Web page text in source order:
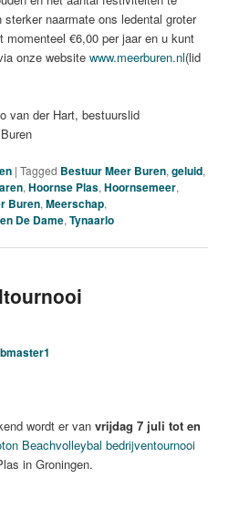
naarmate ons ledental groter
€6,00 per jaar en u kunt
onze websitewww.meerburen.nl(lid
van der Hart, bestuurslid
|Tagged Bestuur Meer Buren,geluid,
,Hoornse Plas,Hoornsemeer,
Buren,Meerschap,
De Dame,Tynaarlo
wordt er vanvrijdag 7 juli tot en
Beachvolleybal bedrijventournooi
in Groningen.